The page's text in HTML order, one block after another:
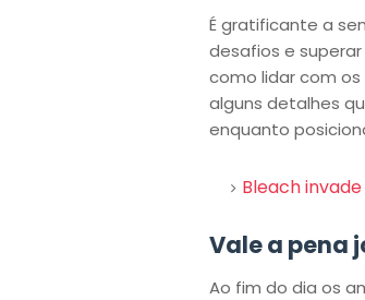
É gratificante a
desafios e
como lidar com
alguns detalhes
enquanto
Bleach
Vale a pena
Ao fim do dia os